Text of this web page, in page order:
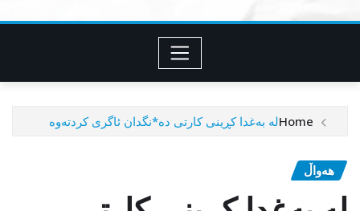
Homeلە بەغدا کڕینی کارتی دە*نگدان ئاگری کردتەوە
هەواڵ